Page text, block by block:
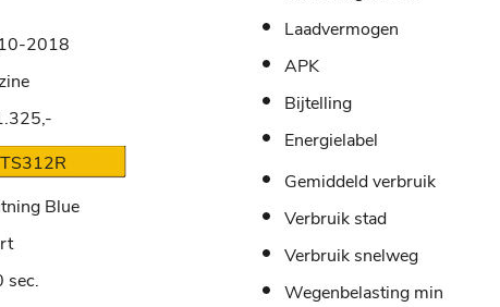
2018
TS312R
Blue
sec.
Laadvermogen
APK
Bijtelling
Energielabel
Gemiddeld verbruik
Verbruik stad
Verbruik snelweg
Wegenbelasting min